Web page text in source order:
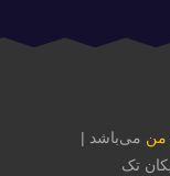
من می‌باشد |
تک